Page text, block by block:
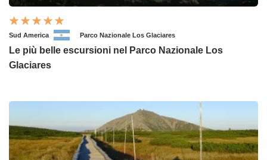
Sud America Parco Nazionale Los Glaciares
Le più belle escursioni nel Parco Nazionale Los
Glaciares